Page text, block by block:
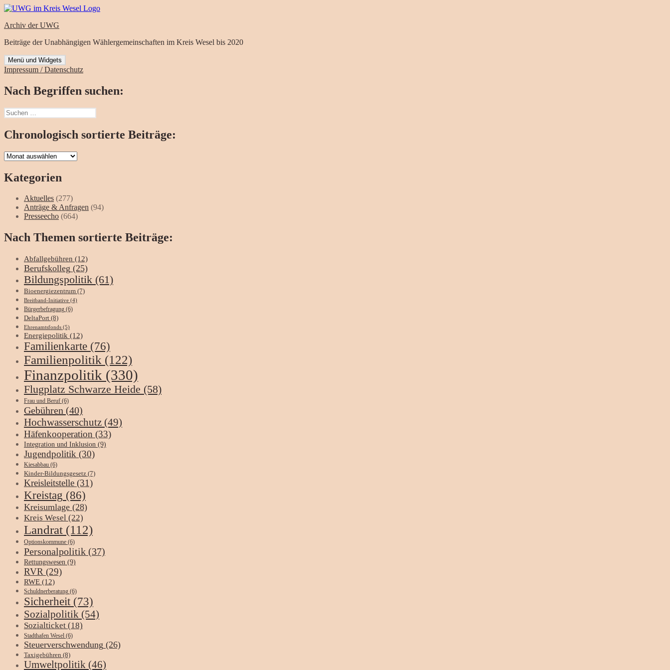
Zum
springen
Archiv der UWG
Beiträge der Unabhängigen Wählergemeinschaften im Kreis Wesel bis 2020
Menü und Widgets
Impressum / Datenschutz
Nach Begriffen suchen:
Suchen
nach:
Chronologisch sortierte Beiträge:
Chronologisch
Beiträge:
Kategorien
Aktuelles (277)
Anträge & Anfragen (94)
Presseecho (664)
Nach Themen sortierte Beiträge:
Abfallgebühren (12)
Berufskolleg (25)
Bildungspolitik (61)
Bioenergiezentrum (7)
Breitband-Initiative (4)
Bürgerbefragung (6)
DeltaPort (8)
Ehrenamtsfonds (5)
Energiepolitik (12)
Familienkarte (76)
Familienpolitik (122)
Finanzpolitik (330)
Flugplatz Schwarze Heide (58)
Frau und Beruf (6)
Gebühren (40)
Hochwasserschutz (49)
Häfenkooperation (33)
Integration und Inklusion (9)
Jugendpolitik (30)
Kiesabbau (6)
Kinder-Bildungsgesetz (7)
Kreisleitstelle (31)
Kreistag (86)
Kreisumlage (28)
Kreis Wesel (22)
Landrat (112)
Optionskommune (6)
Personalpolitik (37)
Rettungswesen (9)
RVR (29)
RWE (12)
Schuldnerberatung (6)
Sicherheit (73)
Sozialpolitik (54)
Sozialticket (18)
Stadthafen Wesel (6)
Steuerverschwendung (26)
Taxigebühren (8)
Umweltpolitik (46)